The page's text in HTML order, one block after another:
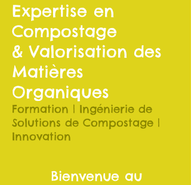
Expertise en
Compostage
& Valorisation des
Matières
Organiques
Formation | Ingénierie de
Solutions de Compostage |
Innovation
Bienvenue au